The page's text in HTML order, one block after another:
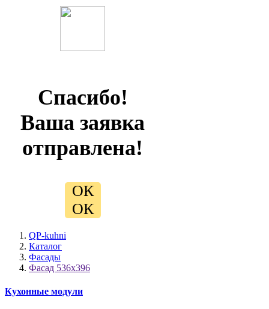
Спасибо!
Ваша заявка
отправлена!
ОК
ОК
QP-kuhni
Каталог
Фасады
Фасад 536х396
Кухонные модули